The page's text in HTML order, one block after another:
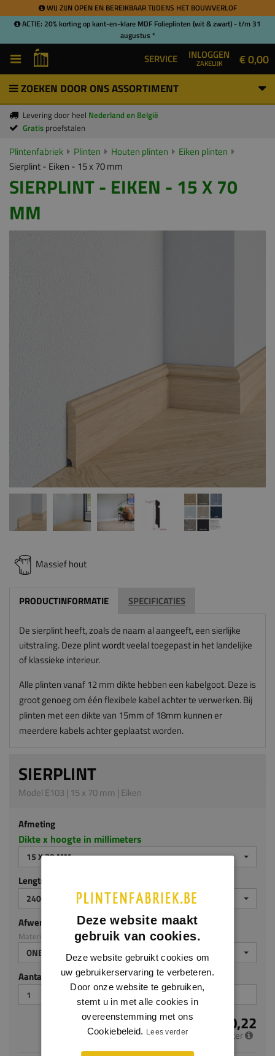
WIJ ZIJN OPEN EN BEREIKBAAR TIJDENS HET BOUWVERLOF
ACTIE: 20% korting op kant-en-klare MDF Folieplinten (wit & zwart) - t/m 31
augustus *
SERVICE INLOGGEN
ZAKELIJK € 0,00
ZOEKEN DOOR ONS ASSORTIMENT
Levering door heel Nederland en België
Gratis proefstalen
Plintenfabriek Plinten Houten plinten
Eiken plinten
Sierplint - Eiken - 15 x 70 mm
SIERPLINT - EIKEN - 15 X 70
MM
Massief hout
PRODUCTINFORMATIE SPECIFICATIES
De sierplint heeft, zoals de naam al aangeeft, een sierlijke
uitstraling. Deze plint wordt veelal toegepast in het landelijke
of klassieke interieur.
Alle plinten vanaf 12 mm dikte hebben een kabelgoot. Deze is
groot genoeg om één flexibele kabel achter te verwerken. Bij
plinten met een dikte van 15mm of 18mm kunnen er
meerdere kabels achter geplaatst worden.
SIERPLINT
Model E103 | 15 x 70 mm | Eiken
Afmeting
Dikte x hoogte in millimeters
15 X 70 MM
Lengte (mm)
2400
Afwerking
Materiaal: Eiken
ONBEHANDELD
Aantal stuks
€ 10,22
per meter
Deze website maakt
gebruik van cookies.
Deze website gebruikt cookies om
uw gebruikerservaring te verbeteren.
Door onze website te gebruiken,
stemt u in met alle cookies in
overeenstemming met ons
Cookiebeleid. Lees verder